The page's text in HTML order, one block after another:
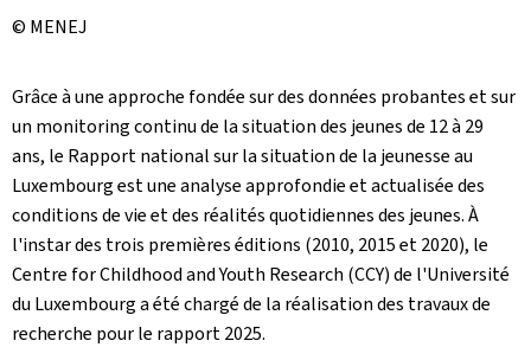
© MENEJ
Grâce à une approche fondée sur des données probantes et sur
un monitoring continu de la situation des jeunes de 12 à 29
ans, le Rapport national sur la situation de la jeunesse au
Luxembourg est une analyse approfondie et actualisée des
conditions de vie et des réalités quotidiennes des jeunes. À
l'instar des trois premières éditions (2010, 2015 et 2020), le
Centre for Childhood and Youth Research (CCY) de l'Université
du Luxembourg a été chargé de la réalisation des travaux de
recherche pour le rapport 2025.